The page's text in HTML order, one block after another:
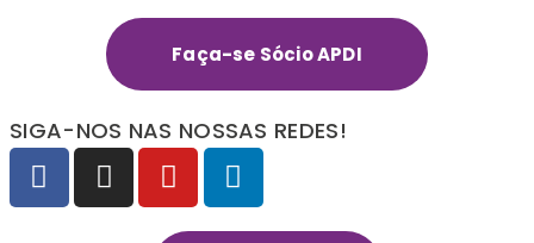
Faça-se Sócio APDI
SIGA-NOS NAS NOSSAS REDES!